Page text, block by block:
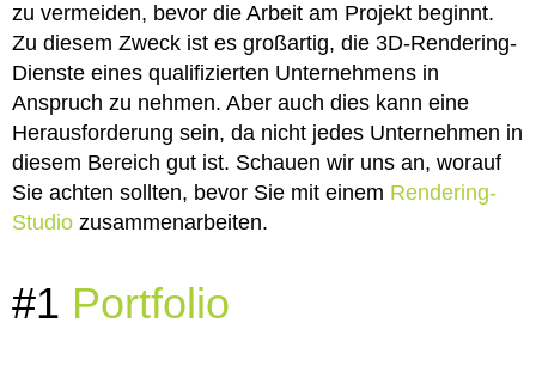
zu vermeiden, bevor die Arbeit am Projekt beginnt.
Zu diesem Zweck ist es großartig, die 3D-Rendering-
Dienste eines qualifizierten Unternehmens in
Anspruch zu nehmen. Aber auch dies kann eine
Herausforderung sein, da nicht jedes Unternehmen in
diesem Bereich gut ist. Schauen wir uns an, worauf
Sie achten sollten, bevor Sie mit einem Rendering-
Studio zusammenarbeiten.
#1 Portfolio